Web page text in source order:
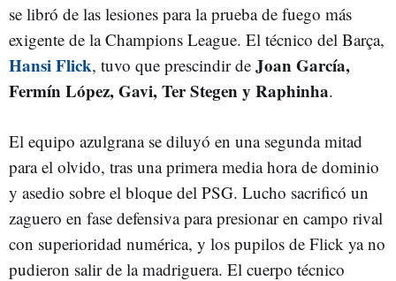
se libró de las lesiones para la prueba de fuego más
exigente de la Champions League. El técnico del Barça,
Hansi Flick, tuvo que prescindir de Joan García,
Fermín López, Gavi, Ter Stegen y Raphinha.
El equipo azulgrana se diluyó en una segunda mitad
para el olvido, tras una primera media hora de dominio
y asedio sobre el bloque del PSG. Lucho sacrificó un
zaguero en fase defensiva para presionar en campo rival
con superioridad numérica, y los pupilos de Flick ya no
pudieron salir de la madriguera. El cuerpo técnico